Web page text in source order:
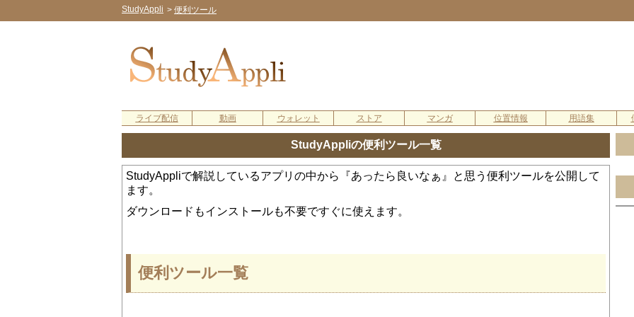
StudyAppli > 便利ツール
ライブ配信 動画 ウォレット ストア マンガ 位置情報 用語集
StudyAppliの便利ツール一覧
StudyAppliで解説しているアプリの中から『あったら良いなぁ』と思う便利ツールを公開して
ます。
ダウンロードもインストールも不要ですぐに使えます。
便利ツール一覧